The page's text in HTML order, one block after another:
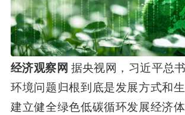
经济观察网 据央视网，习近平总
环境问题归根到底是发展方式和生
建立健全绿色低碳循环发展经济